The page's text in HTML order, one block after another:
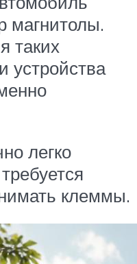
магнитолы.
таких
устройства
легко
клеммы.